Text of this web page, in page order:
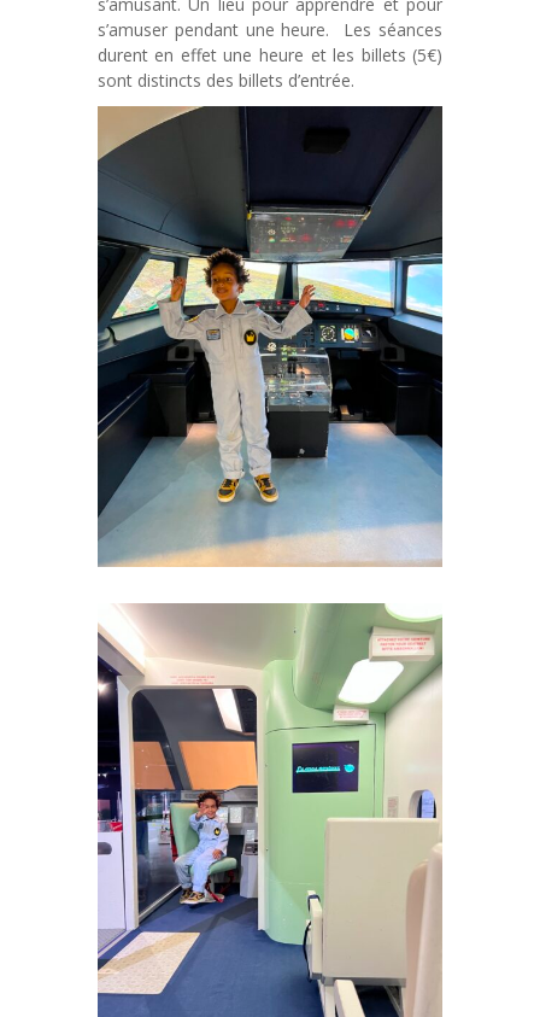
s’amuser pendant une heure. Les séances
durent en effet une heure et les billets (5€)
sont distincts des billets d’entrée.